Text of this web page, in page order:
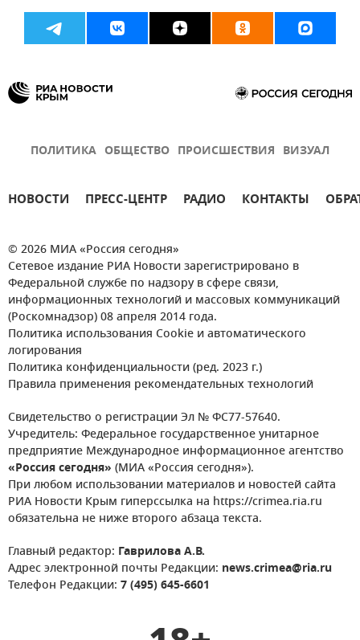
ПОЛИТИКА ОБЩЕСТВО ПРОИСШЕСТВИЯ ВИЗУАЛ
НОВОСТИ ПРЕСС-ЦЕНТР РАДИО КОНТАКТЫ
© 2026 МИА «Россия сегодня»
Сетевое издание РИА Новости зарегистрировано в
Федеральной службе по надзору в сфере связи,
информационных технологий и массовых коммуникаций
(Роскомнадзор) 08 апреля 2014 года.
Политика использования Cookie и автоматического
логирования
Политика конфиденциальности (ред. 2023 г.)
Правила применения рекомендательных технологий
Свидетельство о регистрации Эл № ФС77-57640.
Учредитель: Федеральное государственное унитарное
предприятие Международное информационное агентство
«Россия сегодня» (МИА «Россия сегодня»).
При любом использовании материалов и новостей сайта
РИА Новости Крым гиперссылка на https://crimea.ria.ru
обязательна не ниже второго абзаца текста.
Главный редактор: Гаврилова А.В.
Адрес электронной почты Редакции: news.crimea@ria.ru
Телефон Редакции: 7 (495) 645-6601